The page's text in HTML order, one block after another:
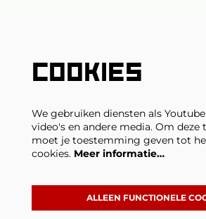
COOKIES
We gebruiken diensten als
video's en andere media. Om deze
moet je toestemming geven tot
cookies. Meer informatie…
ALLEEN FUNCTIONELE
Inzoomen